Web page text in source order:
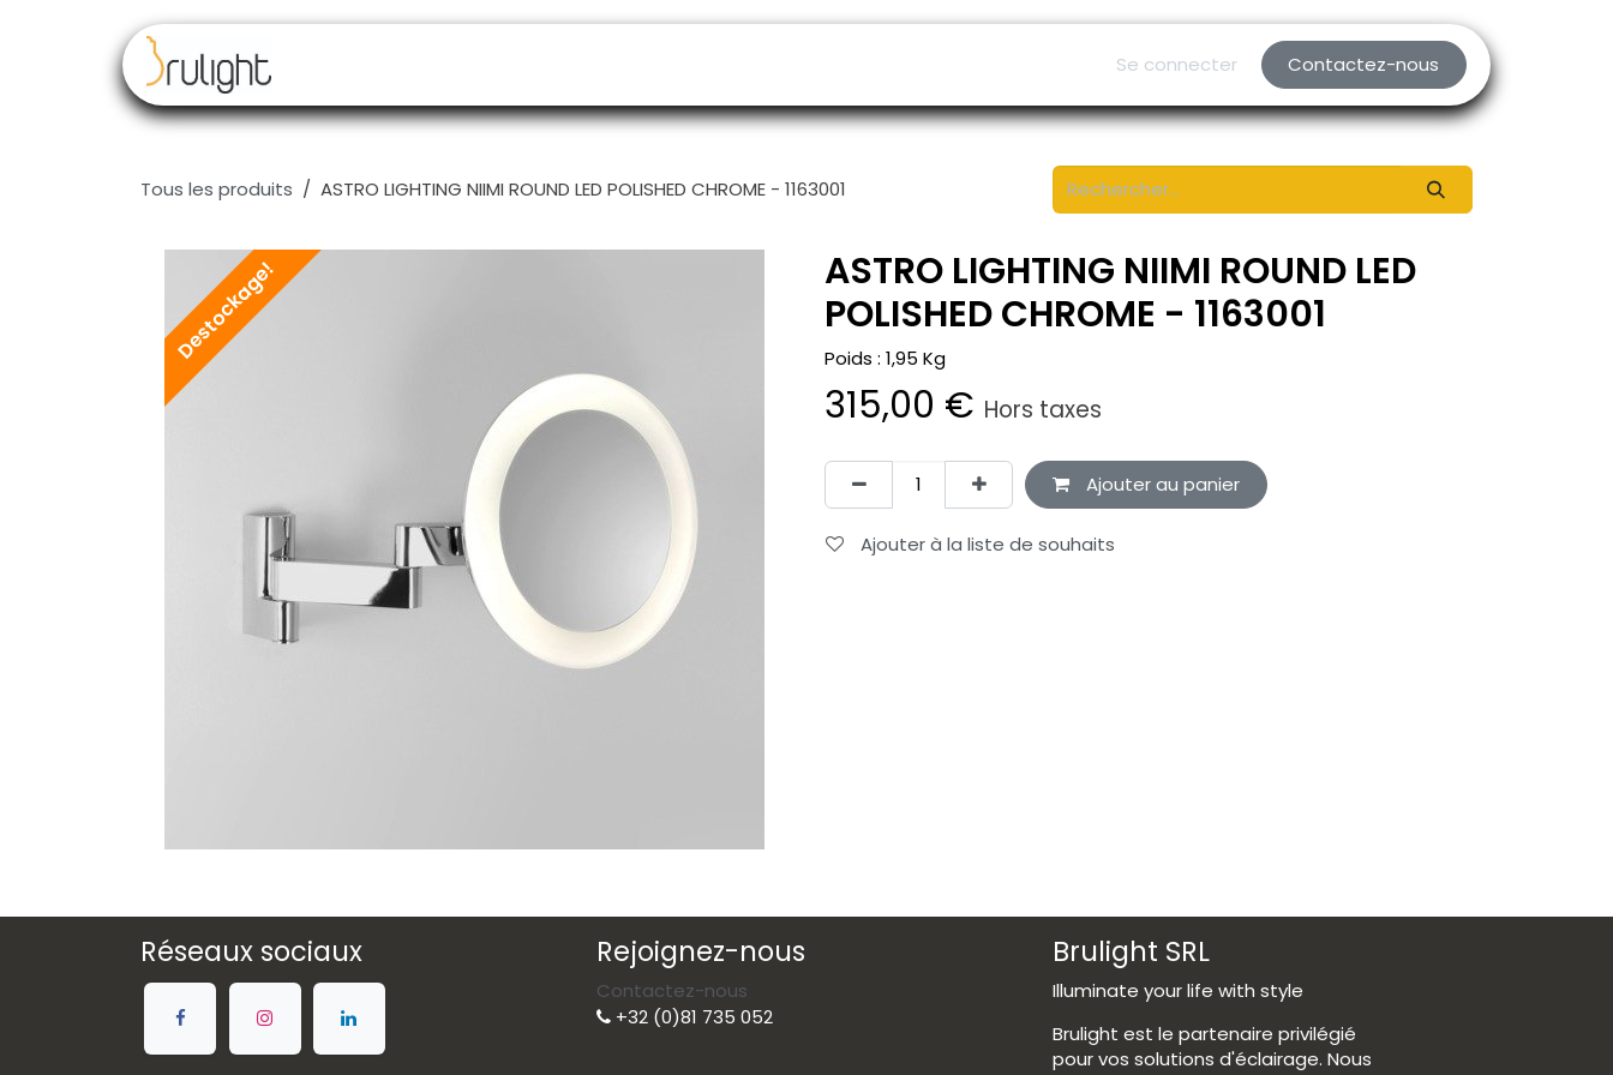
Se connecter Contactez-nous
Tous les produits ASTRO LIGHTING NIIMI ROUND LED POLISHED CHROME - 1163001
Destockage!
ASTRO LIGHTING NIIMI ROUND LED
POLISHED CHROME - 1163001
Poids : 1,95 Kg
315,00 € Hors taxes
Ajouter au panier
Ajouter à la liste de souhaits
Réseaux sociaux Rejoignez-nous
Contactez-nous
+32 (0)81 735 052
Brulight SRL
Illuminate your life with style
Brulight est le partenaire privilégié
pour vos solutions d'éclairage. Nous